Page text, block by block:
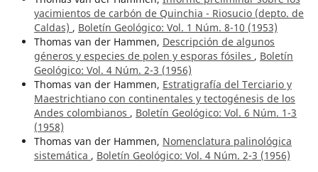
yacimientos de carbón de Quinchia - Riosucio (depto. de
Caldas) , Boletín Geológico: Vol. 1 Núm. 8-10 (1953)
Thomas van der Hammen, Descripción de algunos
géneros y especies de polen y esporas fósiles , Boletín
Geológico: Vol. 4 Núm. 2-3 (1956)
Thomas van der Hammen, Estratigrafía del Terciario y
Maestrichtiano con continentales y tectogénesis de los
Andes colombianos , Boletín Geológico: Vol. 6 Núm. 1-3
(1958)
Thomas van der Hammen, Nomenclatura palinológica
sistemática , Boletín Geológico: Vol. 4 Núm. 2-3 (1956)